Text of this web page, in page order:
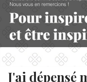
J'ai dépensé